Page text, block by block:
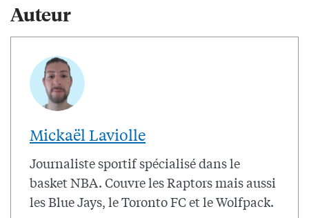
Auteur
Mickaël Laviolle
Journaliste sportif spécialisé dans le
basket NBA. Couvre les Raptors mais aussi
les Blue Jays, le Toronto FC et le Wolfpack.